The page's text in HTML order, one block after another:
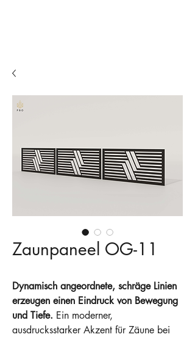
Zaunpaneel OG-11
Dynamisch angeordnete, schräge Linien
erzeugen einen Eindruck von Bewegung
und Tiefe. Ein moderner,
ausdrucksstarker Akzent für Zäune bei